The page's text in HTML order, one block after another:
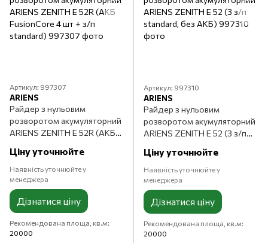
Артикул: 997307
ARIENS
Райдер з нульовим
розворотом акумуляторний
ARIENS ZENITH E 52R (АКБ
standard)
Ціну уточнюйте
Наявність уточнюйте у
менеджера
Дізнатися ціну
Рекомендована площа, кв.м
20000
Артикул: 997310
ARIENS
Райдер з нульовим
розворотом акумуляторний
ARIENS ZENITH E 52 (З з/п
Ціну уточнюйте
Наявність уточнюйте у
менеджера
Дізнатися ціну
Рекомендована площа, кв.м
20000